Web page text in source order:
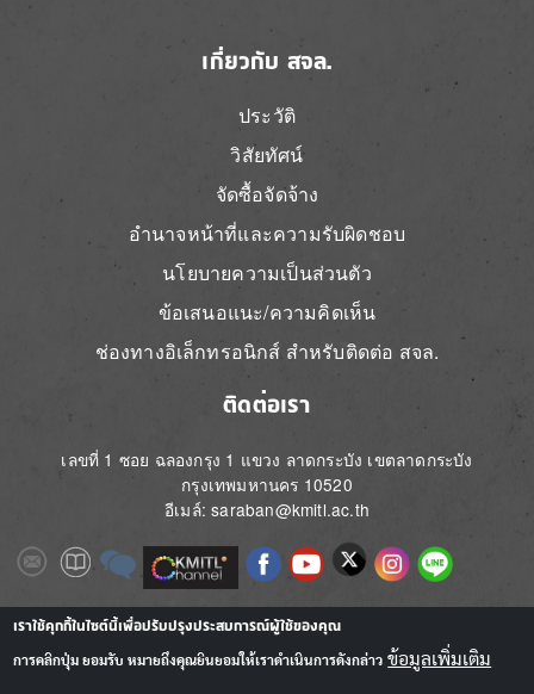
เกี่ยวกับ สจล.
ประวัติ
วิสัยทัศน์
จัดซื้อจัดจ้าง
อำนาจหน้าที่และความรับผิดชอบ
นโยบายความเป็นส่วนตัว
ข้อเสนอแนะ/ความคิดเห็น
ช่องทางอิเล็กทรอนิกส์ สำหรับติดต่อ สจล.
ติดต่อเรา
เลขที่ 1 ซอย ฉลองกรุง 1 แขวง ลาดกระบัง เขตลาดกระบัง
กรุงเทพมหานคร 10520
อีเมล์: saraban@kmitl.ac.th
ImageImageImage Image ImageImageImageImageImage
Image Image
เราใช้คุกกี้ในไซต์นี้เพื่อปรับปรุงประสบการณ์ผู้ใช้ของคุณ
การคลิกปุ่ม ยอมรับ หมายถึงคุณยินยอมให้เราดำเนินการดังกล่าว ข้อมูลเพิ่มเติม